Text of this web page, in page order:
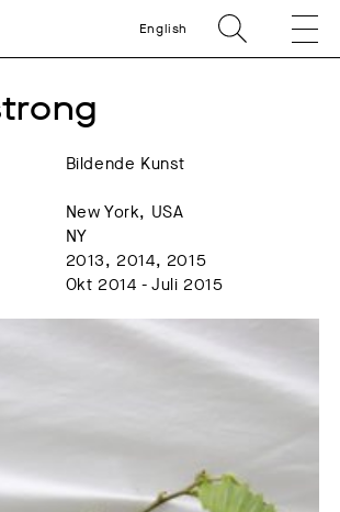
English
Bildende Kunst
New York, USA
NY
2013, 2014, 2015
Okt 2014 - Juli 2015